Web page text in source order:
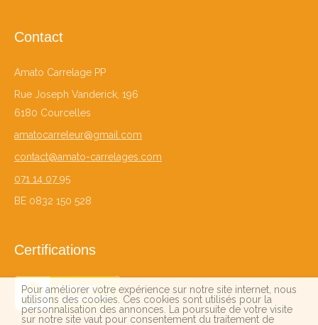
Contact
Amato Carrelage PP
Rue Joseph Vanderick, 196
6180 Courcelles
amatocarreleur@gmail.com
contact@amato-carrelages.com
071 14 07 95
BE 0832 150 528
Certifications
Pour améliorer votre expérience sur notre site internet, nous
utilisons des cookies. Ces cookies sont utilisés pour la
personnalisation des annonces. La poursuite de votre visite
sur notre site vaut pour consentement du traitement de